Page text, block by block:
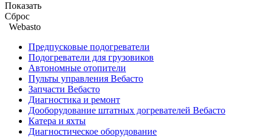
Показать
Сброс
Webasto
Предпусковые подогреватели
Подогреватели для грузовиков
Автономные отопители
Пульты управления Вебасто
Запчасти Вебасто
Диагностика и ремонт
Дооборудование штатных догревателей Вебасто
Катера и яхты
Диагностическое оборудование